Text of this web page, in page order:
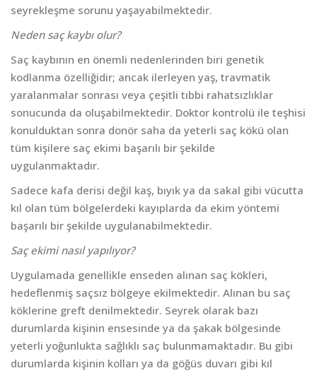
seyrekleşme sorunu yaşayabilmektedir.
Neden saç kaybı olur?
Saç kaybının en önemli nedenlerinden biri genetik
kodlanma özelliğidir; ancak ilerleyen yaş, travmatik
yaralanmalar sonrası veya çeşitli tıbbi rahatsızlıklar
sonucunda da oluşabilmektedir. Doktor kontrolü ile teşhisi
konulduktan sonra donör saha da yeterli saç kökü olan
tüm kişilere saç ekimi başarılı bir şekilde
uygulanmaktadır.
Sadece kafa derisi değil kaş, bıyık ya da sakal gibi vücutta
kıl olan tüm bölgelerdeki kayıplarda da ekim yöntemi
başarılı bir şekilde uygulanabilmektedir.
Saç ekimi nasıl yapılıyor?
Uygulamada genellikle enseden alınan saç kökleri,
hedeflenmiş saçsız bölgeye ekilmektedir. Alınan bu saç
köklerine greft denilmektedir. Seyrek olarak bazı
durumlarda kişinin ensesinde ya da şakak bölgesinde
yeterli yoğunlukta sağlıklı saç bulunmamaktadır. Bu gibi
durumlarda kişinin kolları ya da göğüs duvarı gibi kıl